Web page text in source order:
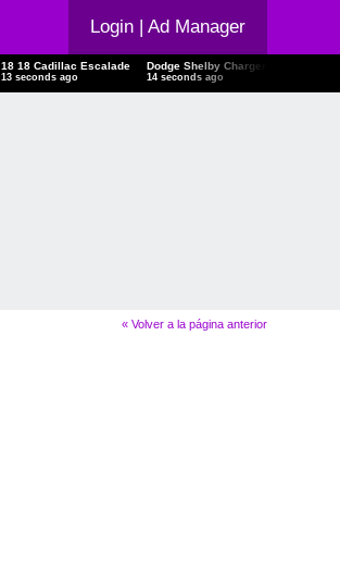
Login| Ad Manager
18 18 Cadillac Escalade
14 seconds ago
Dodge Shelby Charger
15 seconds ago
« Volver a la página anterior